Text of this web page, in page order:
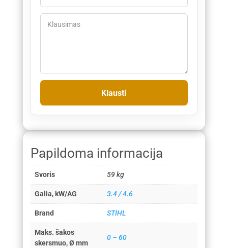
Papildoma informacija
Svoris 59 kg
Galia, kW/AG 3.4 / 4.6
Brand STIHL
Maks. šakos
skersmuo, Ø mm
0 – 60